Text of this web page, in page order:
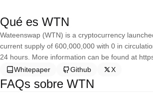
Qué es WTN
Wateenswap (WTN) is a cryptocurrency
current supply of 600,000,000 with 0 in
24 hours. More information can be found at
Whitepaper
Github X
FAQs sobre WTN